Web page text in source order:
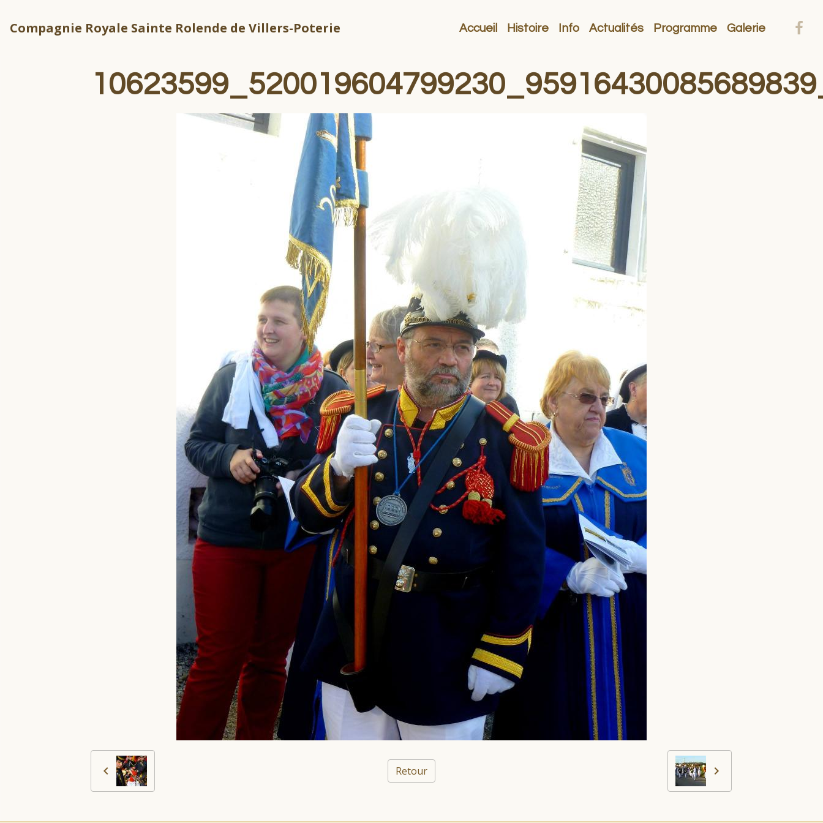
Compagnie Royale Sainte Rolende de Villers-Poterie Accueil Histoire Info Actualités Programme Galerie
Retour